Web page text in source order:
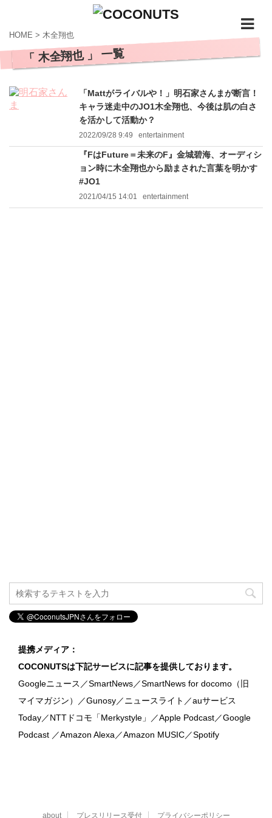
HOME > 木全翔也
「 木全翔也 」 一覧
「Mattがライバルや！」明石家さんまが断言！
キャラ迷走中のJO1木全翔也、今後は肌の白さ
を活かして活動か？
2022/09/28 9:49 entertainment
『FはFuture＝未来のF』金城碧海、オーディシ
ョン時に木全翔也から励まされた言葉を明かす
#JO1
2021/04/15 14:01 entertainment
提携メディア：
COCONUTSは下記サービスに記事を提供しております。
Googleニュース／SmartNews／SmartNews for docomo（旧
マイマガジン）／Gunosy／ニュースライト／auサービス
Today／NTTドコモ「Merkystyle」／Apple Podcast／Google
Podcast ／Amazon Alexa／Amazon MUSIC／Spotify
about プレスリリース受付 プライバシーポリシー